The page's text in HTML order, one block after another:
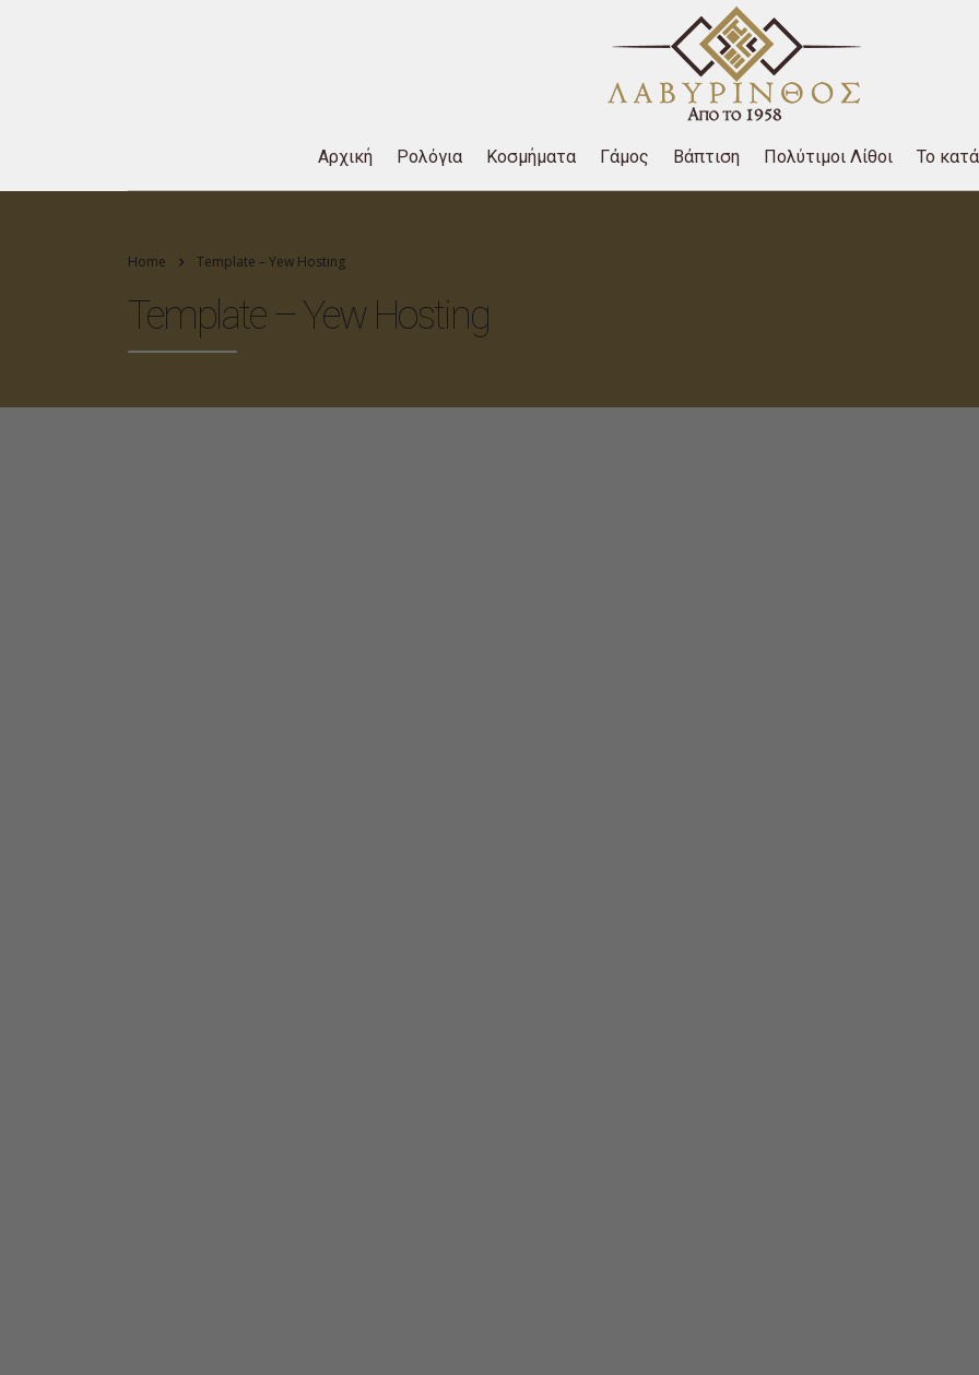
Αρχική Ρολόγια Κοσμήματα Γάμος Βάπτιση Πολύτιμοι Λίθοι Το
Home Template – Yew Hosting
Template – Yew Hosting